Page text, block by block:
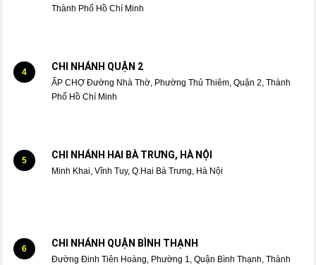
Thành Phố Hồ Chí Minh
4 CHI NHÁNH QUẬN 2
ẤP CHỢ Đường Nhà Thờ, Phường Thủ Thiêm, Quận 2, Thành
Phố Hồ Chí Minh
5 CHI NHÁNH HAI BÀ TRƯNG, HÀ NỘI
Minh Khai, Vĩnh Tuy, Q.Hai Bà Trưng, Hà Nội
6 CHI NHÁNH QUẬN BÌNH THẠNH
Đường Đinh Tiên Hoàng, Phường 1, Quận Bình Thạnh, Thành